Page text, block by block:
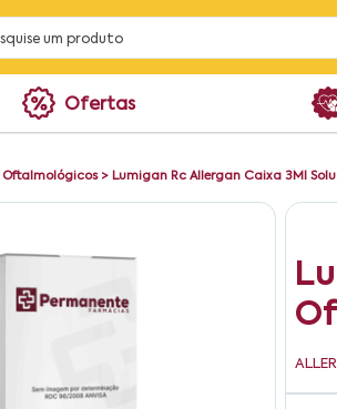
Ofertas
Oftalmológicos> Lumigan Rc Allergan Caixa 3Ml